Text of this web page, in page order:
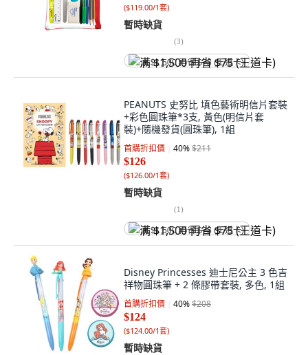
($119.00/1套)
暫時缺貨
(3)
满 $1,500 再省 $75 (王道卡)
PEANUTS 史努比 填色藝術明信片套裝
+彩色圓珠筆*3支, 黃色(明信片套
裝)+隨機發貨(圓珠筆), 1組
首購折扣價 40%$211
$126
($126.00/1套)
暫時缺貨
(1)
满 $1,500 再省 $75 (王道卡)
Disney Princesses 迪士尼公主 3 色吉
祥物圓珠筆 + 2 條膠帶套裝, 多色, 1組
首購折扣價 40%$208
$124
($124.00/1套)
暫時缺貨